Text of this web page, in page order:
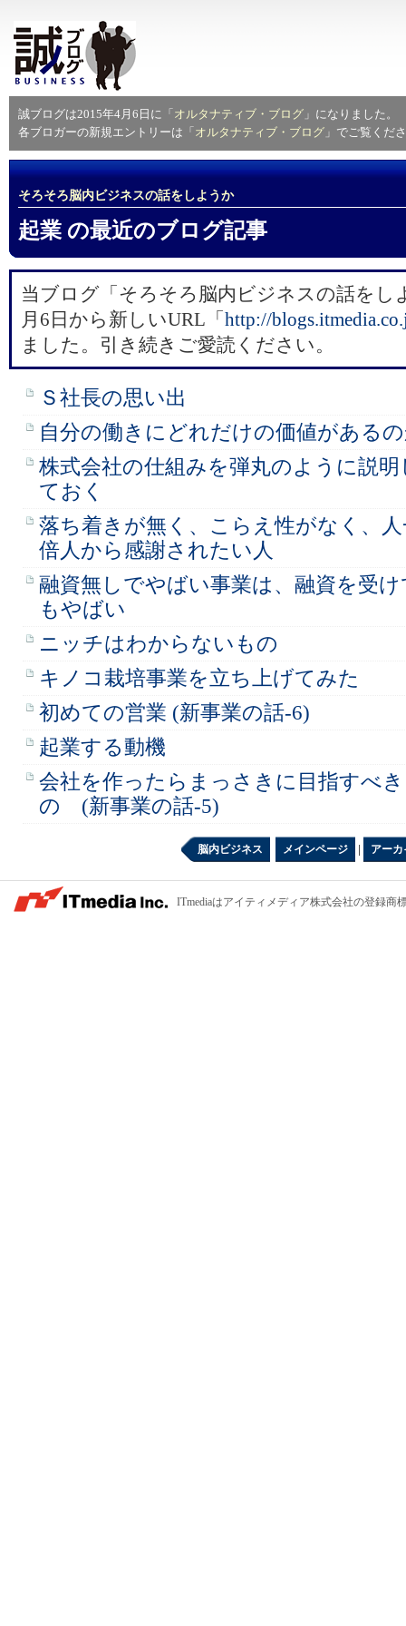
誠ブログは2015年4月6日に「 オルタナティブ・ブログ 」になりました。
各ブロガーの新規エントリーは「 オルタナティブ・ブログ 」でご覧くだ
そろそろ脳内ビジネスの話をしようか
起業 の最近のブログ記事
当ブログ「そろそろ脳内ビジネスの話をし
月6日から新しいURL「 ​http://
ました。引き続きご愛読ください。
Ｓ社長の思い出
自分の働きにどれだけの価値がある
株式会社の仕組みを弾丸のように説明
ておく
落ち着きが無く、こらえ性がなく、
倍人から感謝されたい人
融資無しでやばい事業は、融資を受け
もやばい
ニッチはわからないもの
キノコ栽培事業を立ち上げてみた
初めての営業 (新事業の話-6)
起業する動機
会社を作ったらまっさきに目指すべ
の (新事業の話-5)
脳内ビジネス メインページ アーカ
ITmediaはアイティメディア株式会社の登録商